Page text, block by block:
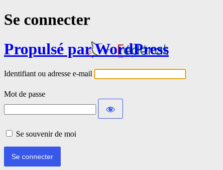
Se connecter
Propulsé par WordPress
Identifiant ou adresse e-mail
Mot de passe
Se souvenir de moi